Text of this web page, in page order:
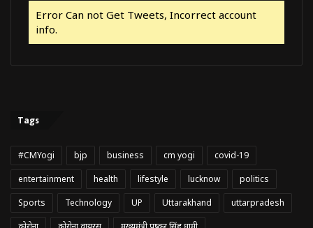
Error Can not Get Tweets, Incorrect account
info.
Tags
#CMYogi bjp business cm yogi
covid-19
entertainment
health lifestyle lucknow
politics
Sports
Technology UP Uttarakhand
uttarpradesh